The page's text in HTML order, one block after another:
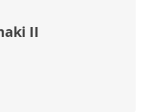
Minaki II